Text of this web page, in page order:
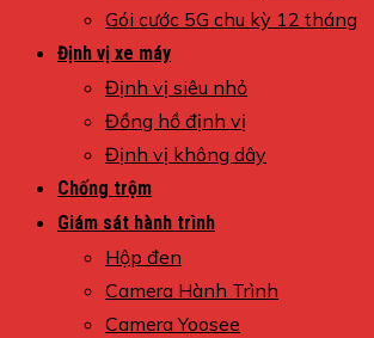
Gói cước 5G chu kỳ 12 tháng
Định vị xe máy
Định vị siêu nhỏ
Đồng hồ định vị
Định vị không dây
Chống trộm
Giám sát hành trình
Hộp đen
Camera Hành Trình
Camera Yoosee